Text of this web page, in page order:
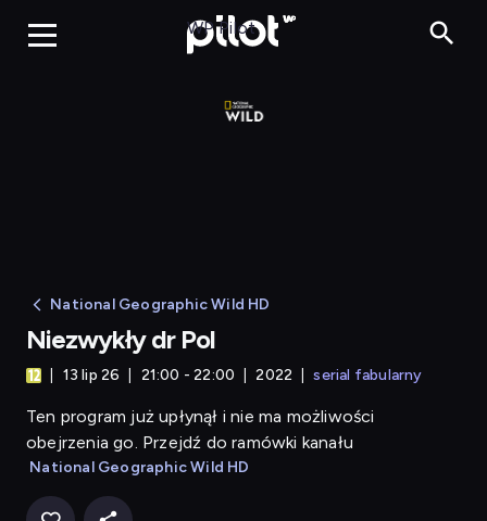
Niezwykły dr Pol
WP Pilot
National Geographic Wild HD
Niezwykły dr Pol
13 lip 26 21:00 - 22:00 2022 serial fabularny
Ten program już upłynął i nie ma możliwości
obejrzenia go. Przejdź do ramówki kanału
National Geographic Wild HD